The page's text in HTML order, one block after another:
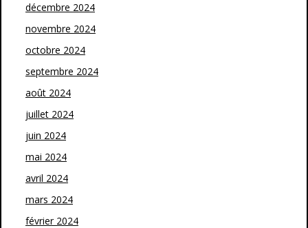
décembre 2024
novembre 2024
octobre 2024
septembre 2024
août 2024
juillet 2024
juin 2024
mai 2024
avril 2024
mars 2024
février 2024